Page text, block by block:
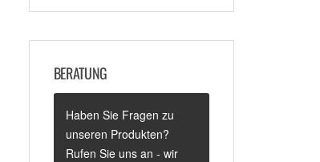
BERATUNG
Haben Sie Fragen zu
unseren Produkten?
Rufen Sie uns an - wir